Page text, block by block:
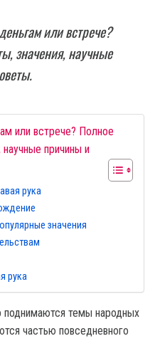
или встрече?
значения, научные
или встрече? Полное
причины и
рука
значения
рука
поднимаются темы народных
частью повседневного